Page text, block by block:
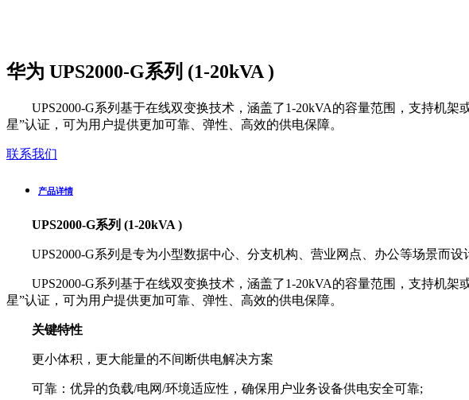
华为 UPS2000-G系列 (1-20kVA )
UPS2000-G系列基于在线双变换技术，涵盖了1-20kVA的容量范围，支持机架
星”认证，可为用户提供更加可靠、弹性、高效的供电保障。
联系我们
产品详情
UPS2000-G系列 (1-20kVA )
UPS2000-G系列是专为小型数据中心、分支机构、营业网点、办公等场景而设
UPS2000-G系列基于在线双变换技术，涵盖了1-20kVA的容量范围，支持机架
星”认证，可为用户提供更加可靠、弹性、高效的供电保障。
关键特性
更小体积，更大能量的不间断供电解决方案
可靠：优异的负载/电网/环境适应性，确保用户业务设备供电安全可靠;